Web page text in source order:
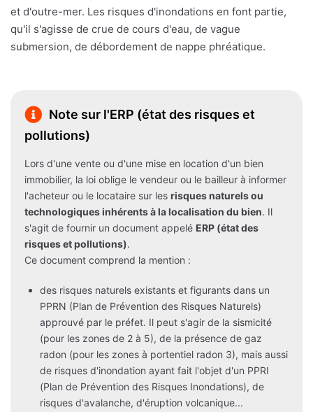
et d'outre-mer. Les risques d'inondations en font partie,
qu'il s'agisse de crue de cours d'eau, de vague
submersion, de débordement de nappe phréatique.
Note sur l'ERP (état des risques et
pollutions)
Lors d'une vente ou d'une mise en location d'un bien
immobilier, la loi oblige le vendeur ou le bailleur à informer
l'acheteur ou le locataire sur les risques naturels ou
technologiques inhérents à la localisation du bien. Il
s'agit de fournir un document appelé ERP (état des
risques et pollutions).
Ce document comprend la mention :
des risques naturels existants et figurants dans un
PPRN (Plan de Prévention des Risques Naturels)
approuvé par le préfet. Il peut s'agir de la sismicité
(pour les zones de 2 à 5), de la présence de gaz
radon (pour les zones à portentiel radon 3), mais aussi
de risques d'inondation ayant fait l'objet d'un PPRI
(Plan de Prévention des Risques Inondations), de
risques d'avalanche, d'éruption volcanique...